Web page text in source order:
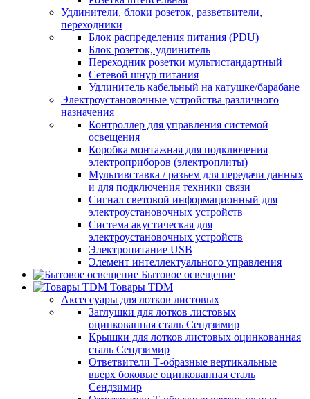
Удлинители, блоки розеток, разветвители,
переходники
Блок распределения питания (PDU)
Блок розеток, удлинитель
Переходник розетки мультистандартный
Сетевой шнур питания
Удлинитель кабельный на катушке/барабане
Электроустановочные устройства различного
назначения
Контроллер для управления системой
освещения
Коробка монтажная для подключения
электроприборов (электроплиты)
Мультивставка / разъем для передачи данных
и для подключения техники связи
Сигнал световой информационный для
электроустановочных устройств
Система акустическая для
электроустановочных устройств
Электропитание USB
Элемент интеллектуального управления
Бытовое освещение
Товары TDM
Аксессуары для лотков листовых
Заглушки для лотков листовых
оцинкованная сталь Сендзимир
Крышки для лотков листовых оцинкованная
сталь Сендзимир
Ответвители Т-образные вертикальные
вверх боковые оцинкованная сталь
Сендзимир